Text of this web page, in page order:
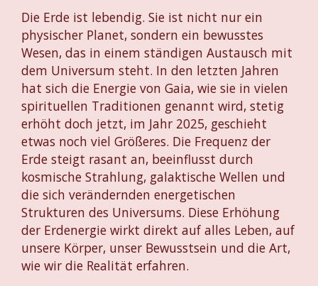
Die Erde ist lebendig. Sie ist nicht nur ein
physischer Planet, sondern ein bewusstes
Wesen, das in einem ständigen Austausch mit
dem Universum steht. In den letzten Jahren
hat sich die Energie von Gaia, wie sie in vielen
spirituellen Traditionen genannt wird, stetig
erhöht doch jetzt, im Jahr 2025, geschieht
etwas noch viel Größeres. Die Frequenz der
Erde steigt rasant an, beeinflusst durch
kosmische Strahlung, galaktische Wellen und
die sich verändernden energetischen
Strukturen des Universums. Diese Erhöhung
der Erdenergie wirkt direkt auf alles Leben, auf
unsere Körper, unser Bewusstsein und die Art,
wie wir die Realität erfahren.